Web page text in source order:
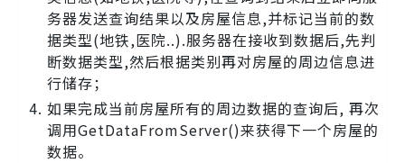
务器发送查询结果以及房屋信息,并标记当前的数
据类型(地铁,医院..).服务器在接收到数据后,先判
断数据类型,然后根据类别再对房屋的周边信息进
行储存；
如果完成当前房屋所有的周边数据的查询后, 再次
调用GetDataFromServer()来获得下一个房屋的
数据。